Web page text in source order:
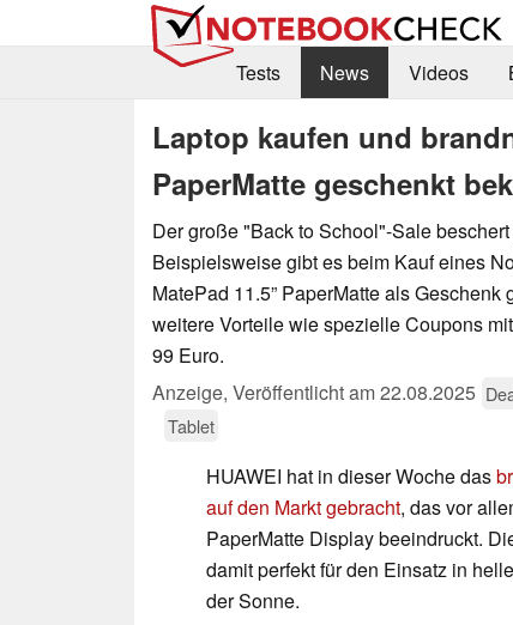
Tests
News Videos
Laptop kaufen und
PaperMatte geschenkt
Der große "Back to School"-Sale
Beispielsweise gibt es beim Kauf eines
MatePad 11.5” PaperMatte als Geschenk
weitere Vorteile wie spezielle Coupons
99 Euro.
Anzeige, Veröffentlicht am22.08.2025
Tablet
HUAWEI hat in dieser Woche das
auf den Markt gebracht, das vor
PaperMatte Display beeindruckt.
damit perfekt für den Einsatz in
der Sonne.